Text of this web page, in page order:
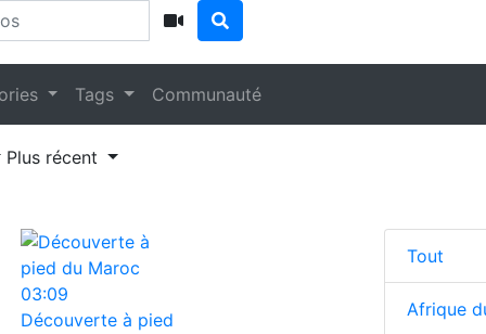
Tags Communauté
Plus récent
03:09
Découverte à pied
Tout
Afrique